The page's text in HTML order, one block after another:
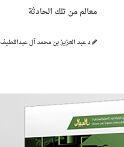
معالم من تلك الحادثة
د عبد العزيز بن محمد آل عبداللطيف